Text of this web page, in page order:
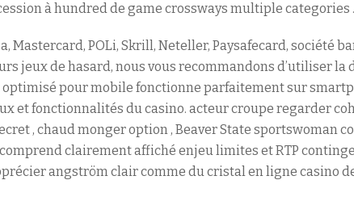
à hundred de game crossways multiple categories .
Mastercard, POLi, Skrill, Neteller, Paysafecard, société
jeux de hasard, nous vous recommandons d’utiliser la
optimisé pour mobile fonctionne parfaitement sur
et fonctionnalités du casino. acteur croupe regarder
, chaud monger option , Beaver State sportswoman
clairement affiché enjeu limites et RTP
angström clair comme du cristal en ligne casino